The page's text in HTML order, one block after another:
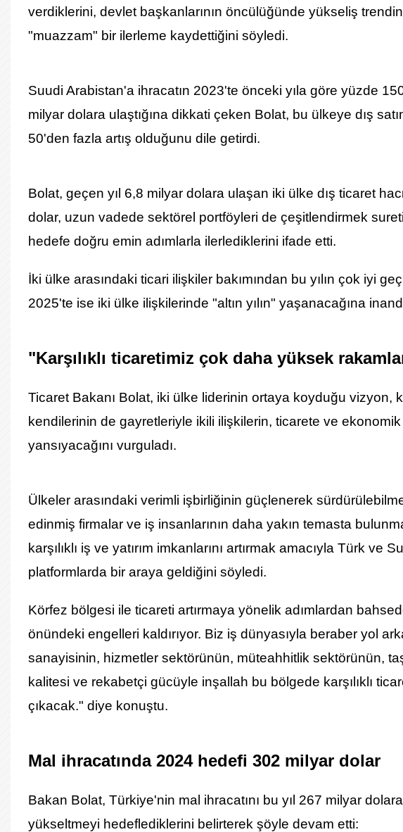
verdiklerini, devlet başkanlarının öncülüğünde yükseliş
"muazzam" bir ilerleme kaydettiğini söyledi.
Suudi Arabistan'a ihracatın 2023'te önceki yıla göre yüzde
milyar dolara ulaştığına dikkati çeken Bolat, bu ülkeye dış
50'den fazla artış olduğunu dile getirdi.
Bolat, geçen yıl 6,8 milyar dolara ulaşan iki ülke dış ticaret
dolar, uzun vadede sektörel portföyleri de çeşitlendirmek
hedefe doğru emin adımlarla ilerlediklerini ifade etti.
İki ülke arasındaki ticari ilişkiler bakımından bu yılın çok iyi
2025'te ise iki ülke ilişkilerinde "altın yılın" yaşanacağına
"Karşılıklı ticaretimiz çok daha yüksek
Ticaret Bakanı Bolat, iki ülke liderinin ortaya koyduğu vizyon,
kendilerinin de gayretleriyle ikili ilişkilerin, ticarete ve
yansıyacağını vurguladı.
Ülkeler arasındaki verimli işbirliğinin güçlenerek
edinmiş firmalar ve iş insanlarının daha yakın temasta
karşılıklı iş ve yatırım imkanlarını artırmak amacıyla Türk ve
platformlarda bir araya geldiğini söyledi.
Körfez bölgesi ile ticareti artırmaya yönelik adımlardan
önündeki engelleri kaldırıyor. Biz iş dünyasıyla beraber yol
sanayisinin, hizmetler sektörünün, müteahhitlik sektörünün,
kalitesi ve rekabetçi gücüyle inşallah bu bölgede karşılıklı
çıkacak." diye konuştu.
Mal ihracatında 2024 hedefi 302 milyar dolar
Bakan Bolat, Türkiye'nin mal ihracatını bu yıl 267 milyar
yükseltmeyi hedeflediklerini belirterek şöyle devam etti: